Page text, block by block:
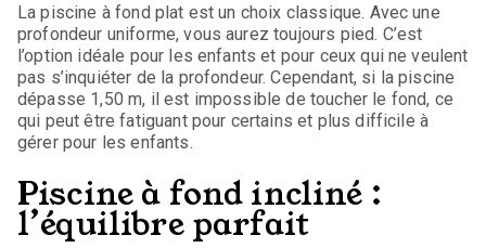
La piscine à fond plat est un choix classique. Avec une
profondeur uniforme, vous aurez toujours pied. C’est
l’option idéale pour les enfants et pour ceux qui ne veulent
pas s’inquiéter de la profondeur. Cependant, si la piscine
dépasse 1,50 m, il est impossible de toucher le fond, ce
qui peut être fatiguant pour certains et plus difficile à
gérer pour les enfants.
Piscine à fond incliné :
l’équilibre parfait